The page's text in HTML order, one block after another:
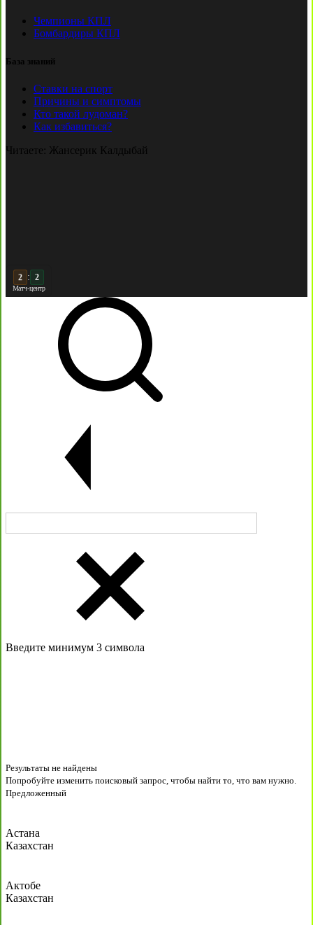
Чемпионы КПЛ
Бомбардиры КПЛ
База знаний
Ставки на спорт
Причины и симптомы
Кто такой лудоман?
Как избавиться?
Читаете: Жансерик Калдыбай
3 : 2
Матч-центр
Введите минимум 3 символа
Результаты не найдены
Попробуйте изменить поисковый запрос, чтобы найти то, что вам нужно.
Предложенный
Астана
Казахстан
Актобе
Казахстан